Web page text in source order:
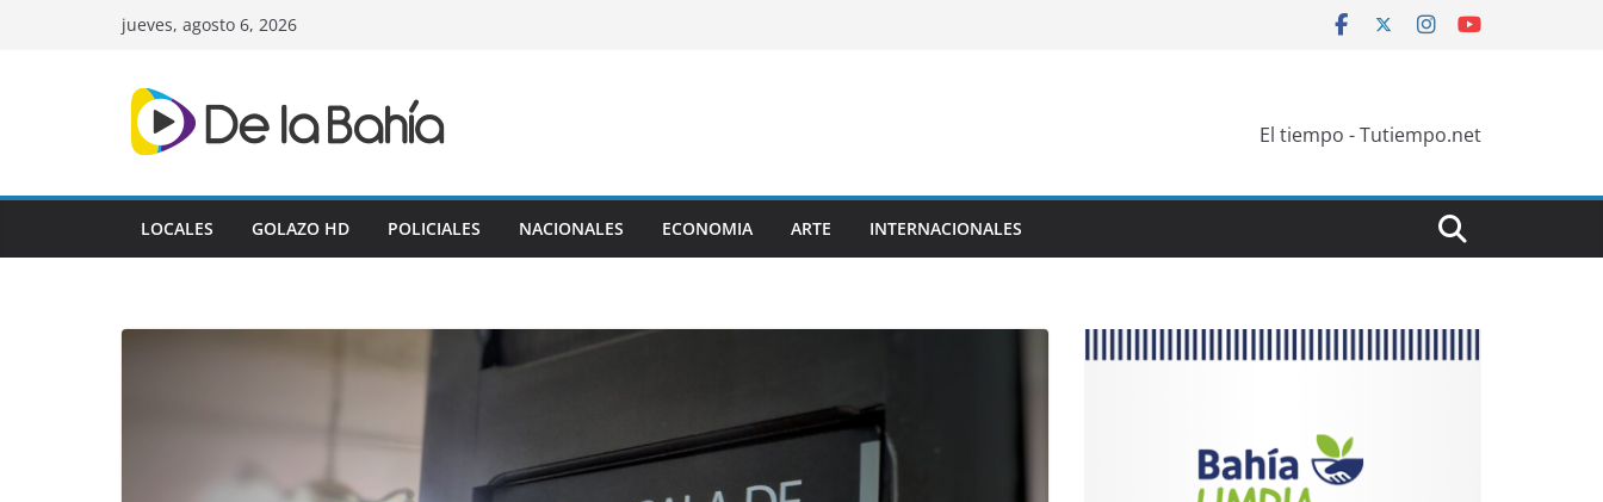
jueves, agosto 6, 2026
El tiempo - Tutiempo.net
LOCALES GOLAZO HD POLICIALES NACIONALES ECONOMIA ARTE INTERNACIONALES